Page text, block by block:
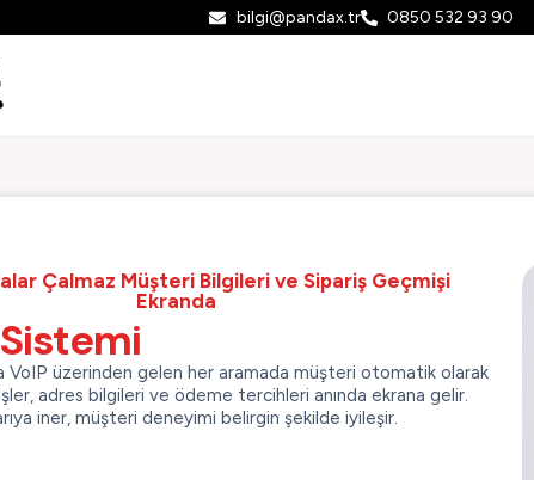
bilgi@pandax.tr 0850 532 93 90
Çalmaz Müşteri Bilgileri ve Sipariş Geçmişi
Ekranda
Sistemi
VoIP üzerinden gelen her aramada müşteri otomatik olarak
adres bilgileri ve ödeme tercihleri anında ekrana gelir.
iner, müşteri deneyimi belirgin şekilde iyileşir.